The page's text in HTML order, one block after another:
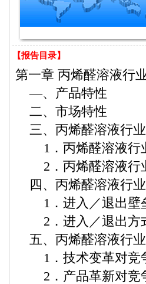
【报告目录】
第一章 丙烯醛溶液行
—、产品特性
二、市场特性
三、丙烯醛溶液行
1．丙烯醛溶液行
2．丙烯醛溶液行
四、丙烯醛溶液行
1．进入／退出壁
2．进入／退出方
五、丙烯醛溶液行
1．技术变革对竞
2．产品革新对竞